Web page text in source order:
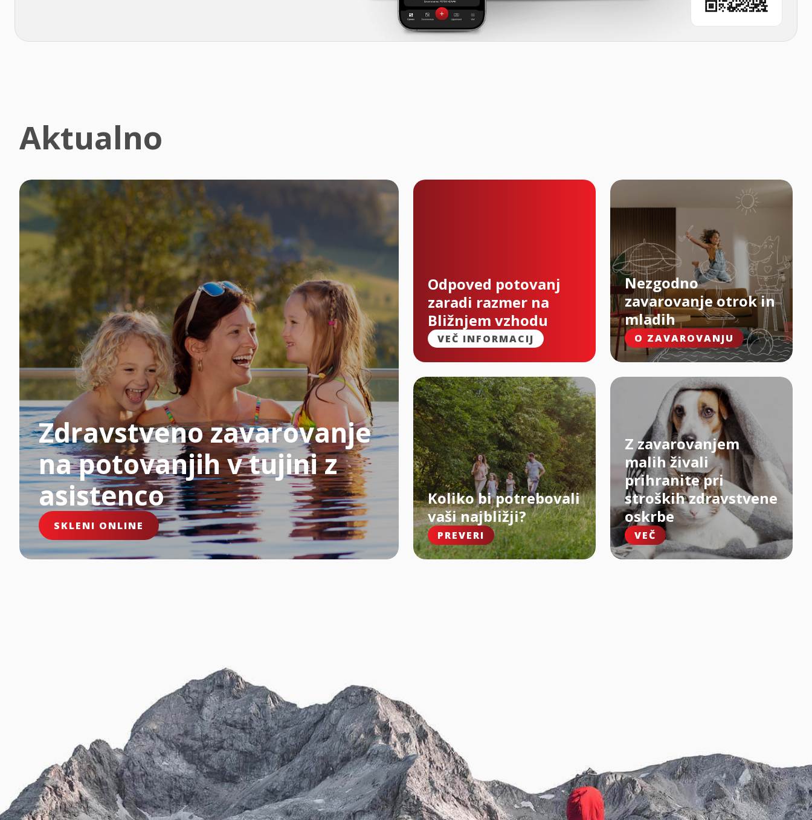
Aktualno
Zdravstveno zavarovanje
na potovanjih v tujini z
asistenco
SKLENI ONLINE
Odpoved potovanj
zaradi razmer na
Bližnjem vzhodu
VEČ INFORMACIJ
Nezgodno
zavarovanje otrok in
mladih
O ZAVAROVANJU
Koliko bi potrebovali
vaši najbližji?
PREVERI
Z zavarovanjem
malih živali
prihranite pri
stroških zdravstvene
oskrbe
VEČ